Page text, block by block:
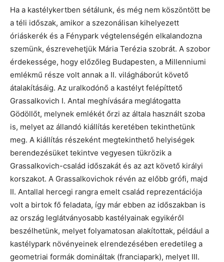
Ha a kastélykertben sétálunk, és még nem köszöntött be
a téli időszak, amikor a szezonálisan kihelyezett
óriáskerék és a Fénypark végtelenségén elkalandozna
szemünk, észrevehetjük Mária Terézia szobrát. A szobor
érdekessége, hogy előzőleg Budapesten, a Millenniumi
emlékmű része volt annak a II. világháborút követő
átalakításáig. Az uralkodónő a kastélyt felépíttető
Grassalkovich I. Antal meghívására meglátogatta
Gödöllőt, melynek emlékét őrzi az általa használt szoba
is, melyet az állandó kiállítás keretében tekinthetünk
meg. A kiállítás részeként megtekinthető helyiségek
berendezésüket tekintve vegyesen tükrözik a
Grassalkovich-család időszakát és az azt követő királyi
korszakot. A Grassalkovichok révén az előbb grófi, majd
II. Antallal hercegi rangra emelt család reprezentációja
volt a birtok fő feladata, így már ebben az időszakban is
az ország leglátványosabb kastélyainak egyikéről
beszélhetünk, melyet folyamatosan alakítottak, például a
kastélypark növényeinek elrendezésében eredetileg a
geometriai formák domináltak (franciapark), melyet III.